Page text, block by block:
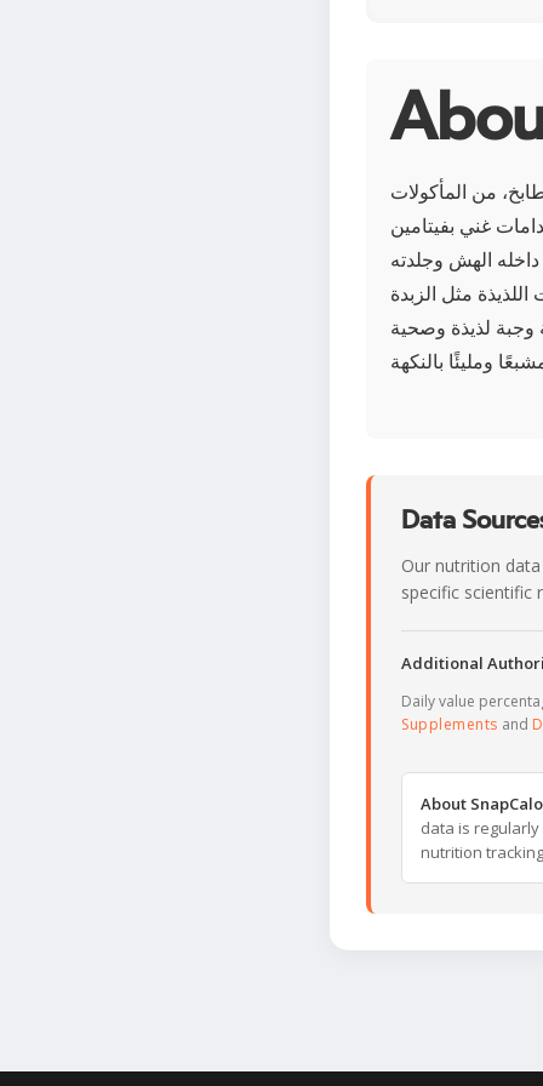
من المأكولات
غني بفيتامين
داخله الهش وجلدته
مثل الزبدة
وجبة لذيذة وصحية
Data
Our nutrition
specific scientific
Additional
Daily value
Supplements and
About
data is
nutrition